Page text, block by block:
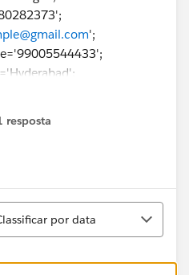
';
record is created with
resposta
por data